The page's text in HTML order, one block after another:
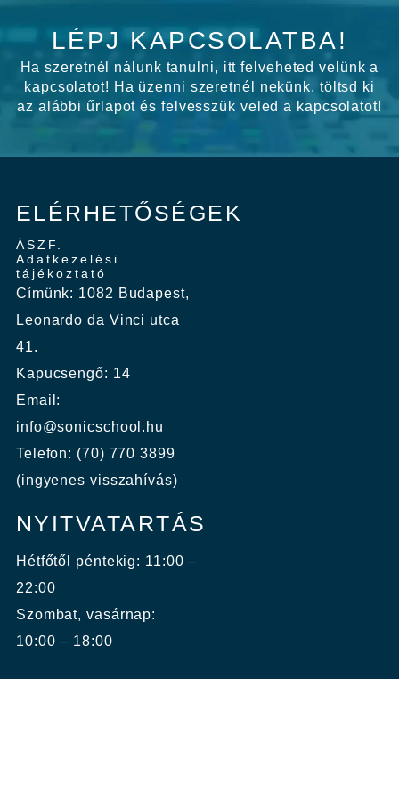
LÉPJ KAPCSOLATBA!
Ha szeretnél nálunk tanulni, itt felveheted velünk a
kapcsolatot! Ha üzenni szeretnél nekünk, töltsd ki
az alábbi űrlapot és felvesszük veled a kapcsolatot!
ELÉRHETŐSÉGEK
ÁSZF.
Adatkezelési
tájékoztató
Címünk: 1082 Budapest,
Leonardo da Vinci utca
41.
Kapucsengő: 14
Email:
info@sonicschool.hu
Telefon: (70) 770 3899
(ingyenes visszahívás)
NYITVATARTÁS
Hétfőtől péntekig: 11:00 –
22:00
Szombat, vasárnap:
10:00 – 18:00